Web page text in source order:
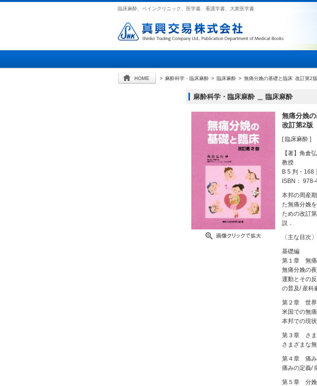
臨床麻酔、ペインクリニック、医学書、看護学書、大衆医学書
> 麻酔科学・臨床麻酔 > 臨床麻酔 > 無痛分娩の基礎と臨床 改訂第2版
麻酔科学・臨床麻酔 ＿ 臨床麻酔
無痛分娩
改訂第2版
[ 臨床麻酔 ]
【著】角倉
教授
B 5 判・168
ISBN：
本邦の周産
た無痛分娩
ための改訂
説．
〔主な目次〕
基礎編
第１章 無痛
無痛分娩の
運動とその
の普及/ 産科
第２章 世界
米国での無
本邦での現状
第３章 さま
さまざまな
第４章 痛み
痛みの定義/
第５章 分娩